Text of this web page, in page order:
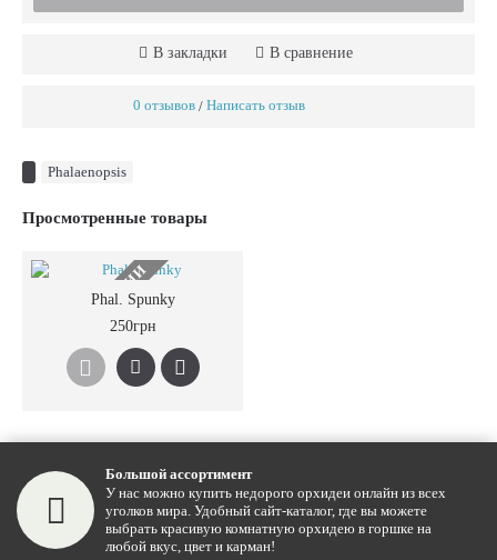
В закладки В сравнение
0 отзывов / Написать отзыв
Phalaenopsis
Просмотренные товары
НЕТ В НАЛИЧИИ
Phal. Spunky
250грн
Большой ассортимент
У нас можно купить недорого орхидеи онлайн из всех
уголков мира. Удобный сайт-каталог, где вы можете
выбрать красивую комнатную орхидею в горшке на
любой вкус, цвет и карман!